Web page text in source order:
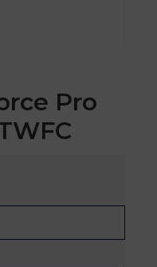
Pro